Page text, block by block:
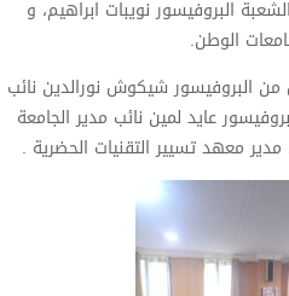
البروفيسور نويبات ابراهيم، و
الوطن.
البروفيسور شيكوش نورالدين نائب
عايد لمين نائب مدير الجامعة
معهد تسيير التقنيات الحضرية .